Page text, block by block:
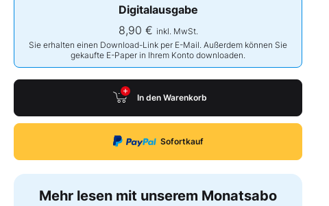
Digitalausgabe
8,90 € inkl. MwSt.
Sie erhalten einen Download-Link per E-Mail. Außerdem können Sie
gekaufte E-Paper in Ihrem Konto downloaden.
In den Warenkorb
Sofortkauf
Mehr lesen mit unserem Monatsabo